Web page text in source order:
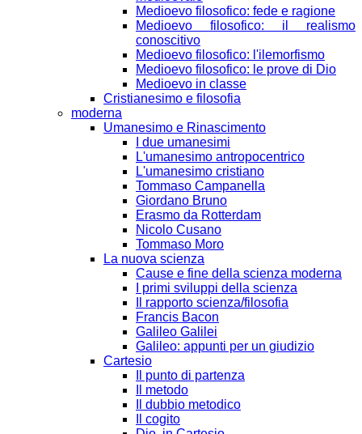
Medioevo filosofico: fede e ragione
Medioevo filosofico: il realismo
conoscitivo
Medioevo filosofico: l'ilemorfismo
Medioevo filosofico: le prove di Dio
Medioevo in classe
Cristianesimo e filosofia
moderna
Umanesimo e Rinascimento
I due umanesimi
L'umanesimo antropocentrico
L'umanesimo cristiano
Tommaso Campanella
Giordano Bruno
Erasmo da Rotterdam
Nicolo Cusano
Tommaso Moro
La nuova scienza
Cause e fine della scienza moderna
I primi sviluppi della scienza
Il rapporto scienza/filosofia
Francis Bacon
Galileo Galilei
Galileo: appunti per un giudizio
Cartesio
Il punto di partenza
Il metodo
Il dubbio metodico
Il cogito